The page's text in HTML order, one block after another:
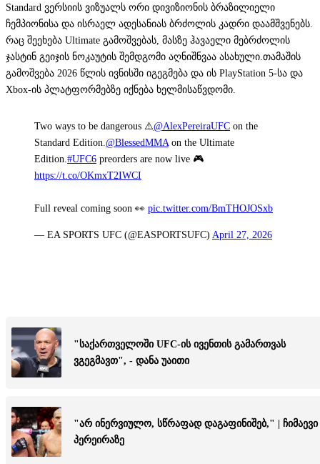
Standard ვერსიის ვიზუალს ორი დივიზიონის ბრაზილიელი
ჩემპიონისა და ისრაელ ადესანიას ბრძოლის კადრი დაამშვენებს.
რაც შეეხება Ultimate გამოშვებას, მასზე ჰავაელი მებრძოლის
ჯასტინ გეიჯის ნოკაუტის შემდგომი აღნიშნვაა ასახული.თამაშის
გამოშვება 2026 წლის ივნისში იგეგმება და ის PlayStation 5-სა და
Xbox-ის პლატფორმებზე იქნება ხელმისაწვდომი.
Two ways to be dangerous ⚠️@AlexPereiraUFC on the
Standard Edition. @BlessedMMA on the Ultimate
Edition. #UFC6 preorders are now live 🎮
https://t.co/OKmxT2IWCI
Full reveal coming soon 👀 pic.twitter.com/BmTHOJOSxb
— EA SPORTS UFC (@EASPORTSUFC) April 27, 2026
"საქართველოში UFC-ის ივენთის გამართვას
ვგეგმავთ", - დანა უაითი
"არ ინერვიულო, სწრაფად დაგაფინიშებ," | ჩიმაევი
პერეირაზე